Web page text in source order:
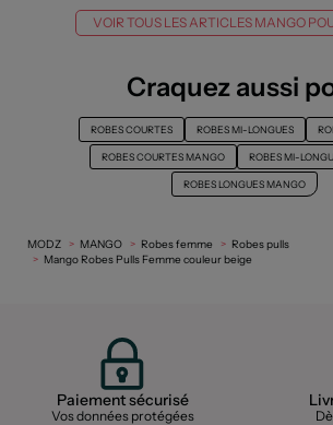
VOIR TOUS LES ARTICLES MANGO
Craquez aussi
ROBES COURTES ROBES MI-LONGUES
ROBES COURTES MANGO ROBES MI-
ROBES LONGUES MANGO
MODZ MANGO Robes femme
Robes pulls
Mango Robes Pulls Femme couleur beige
Paiement sécurisé
Vos données protégées